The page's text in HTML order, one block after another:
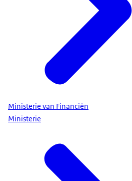
Ministerie van Financiën
Ministerie